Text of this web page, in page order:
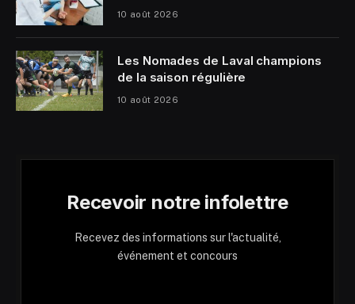
10 août 2026
Les Nomades de Laval champions
de la saison régulière
10 août 2026
Recevoir notre infolettre
Recevez des informations sur l'actualité,
événement et concours